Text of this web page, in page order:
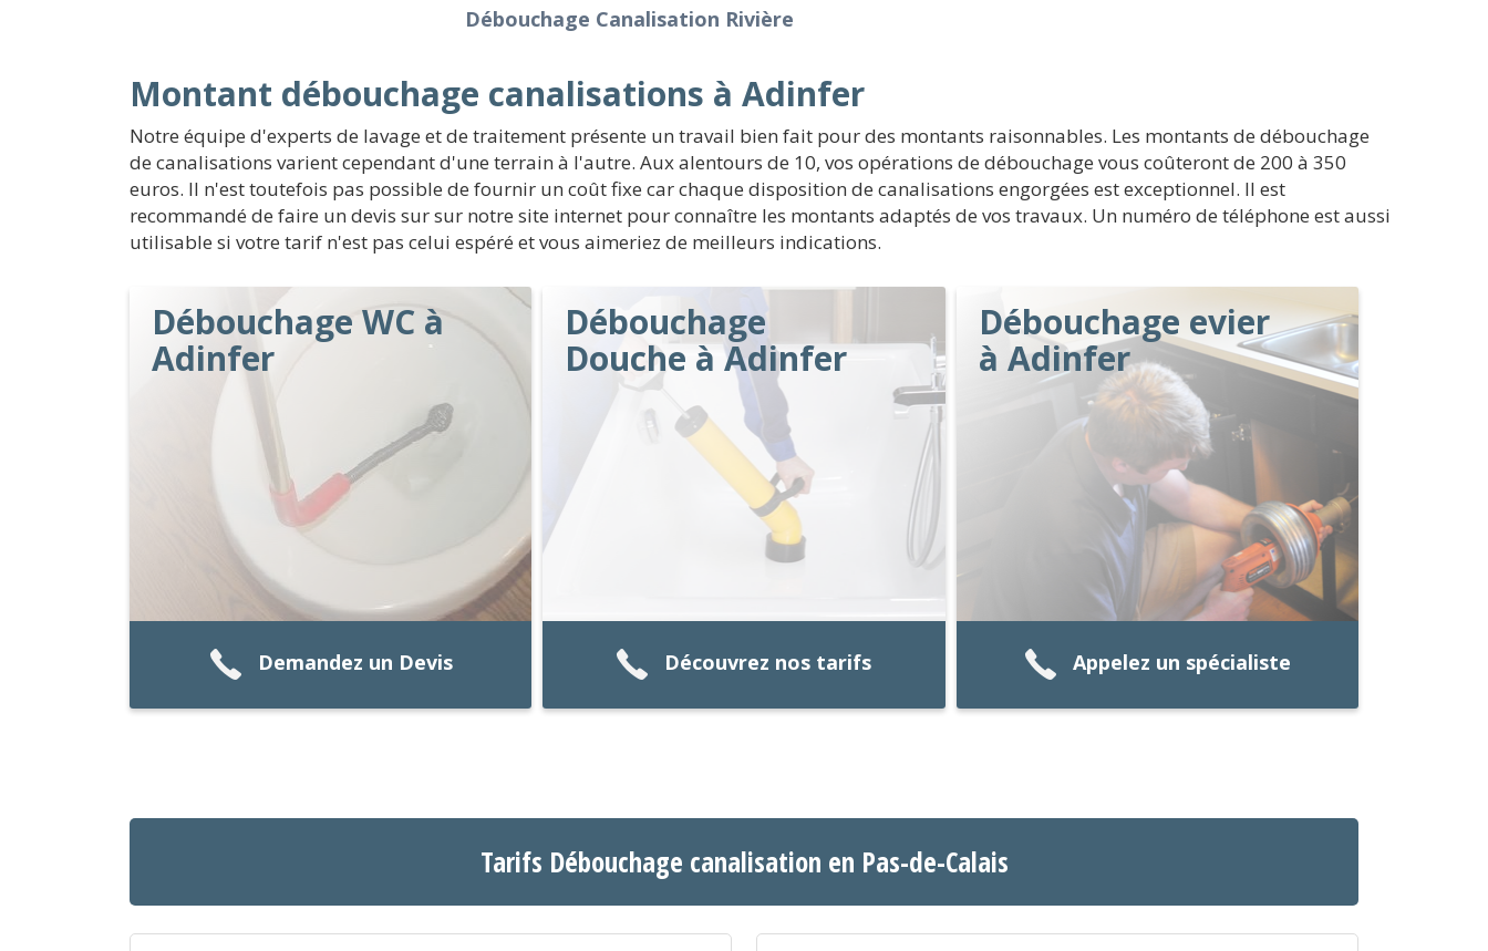
Débouchage Canalisation Rivière
Montant débouchage canalisations à Adinfer
Notre équipe d'experts de lavage et de traitement présente un travail bien fait pour des montants raisonnables. Les montants de débouchage
de canalisations varient cependant d'une terrain à l'autre. Aux alentours de 10, vos opérations de débouchage vous coûteront de 200 à 350
euros. Il n'est toutefois pas possible de fournir un coût fixe car chaque disposition de canalisations engorgées est exceptionnel. Il est
recommandé de faire un devis sur sur notre site internet pour connaître les montants adaptés de vos travaux. Un numéro de téléphone est aussi
utilisable si votre tarif n'est pas celui espéré et vous aimeriez de meilleurs indications.
Débouchage WC à
Adinfer
Demandez un Devis
Débouchage
Douche à Adinfer
Découvrez nos tarifs
Débouchage evier
à Adinfer
Appelez un spécialiste
Tarifs Débouchage canalisation en Pas-de-Calais